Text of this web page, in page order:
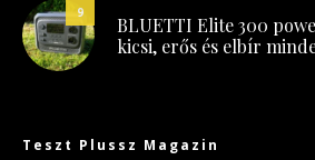
9
BLUETTI Elite 300
kicsi, erős és elbír
Teszt Plussz Magazin